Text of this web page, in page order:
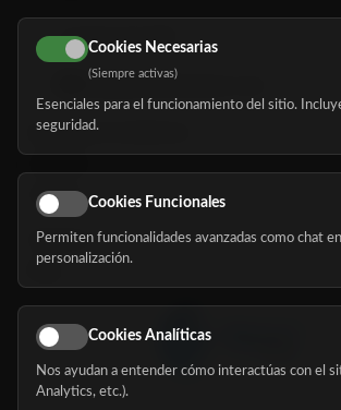
616 113 103
hola@mundomayor.com
Buscador de residencias
Eventos
Nosotros
Síguenos
Cookies Necesarias
(Siempre activas)
Esenciales para el funcionamiento del sitio.
seguridad.
Cookies Funcionales
Permiten funcionalidades avanzadas como chat
personalización.
Cookies Analíticas
Nos ayudan a entender cómo interactúas con el
Analytics, etc.).